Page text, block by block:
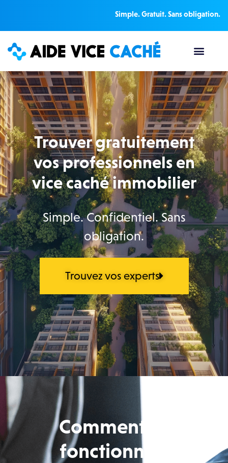
Simple. Gratuit. Sans obligation.
Trouver gratuitement
vos professionnels en
vice caché immobilier
Simple. Confidentiel. Sans
obligation.
Trouvez vos experts
Comment ça
fonctionne ?